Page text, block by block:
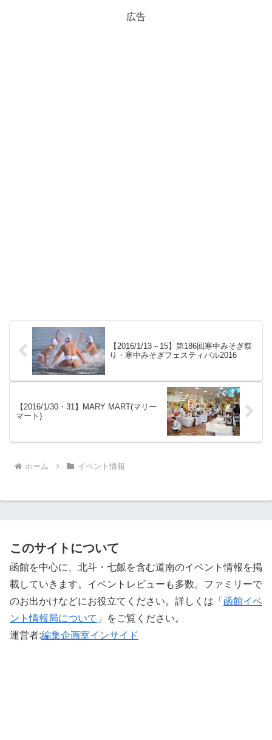
広告
【2016/1/13～15】第186回寒中みそぎ祭
り・寒中みそぎフェスティバル2016
【2016/1/30・31】MARY MART(マリー
マート)
ホーム イベント情報
このサイトについて
函館を中心に、北斗・七飯を含む道南のイベント情報を掲
載していきます。イベントレビューも多数。ファミリーで
のお出かけなどにお役立てください。詳しくは「 函館イベ
ント情報局について 」をご覧ください。 ‎
運営者:編集企画室インサイド